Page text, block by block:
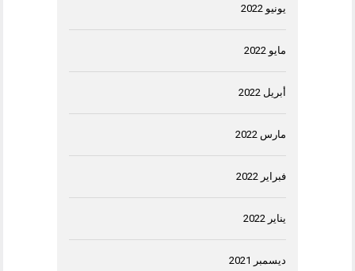
يونيو 2022
مايو 2022
أبريل 2022
مارس 2022
فبراير 2022
يناير 2022
ديسمبر 2021